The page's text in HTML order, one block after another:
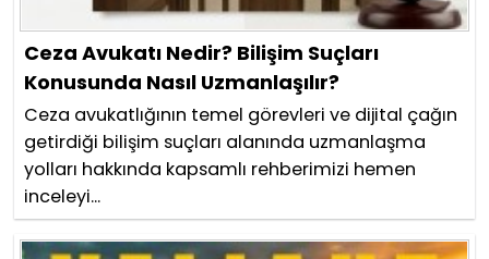
Ceza Avukatı Nedir? Bilişim Suçları
Konusunda Nasıl Uzmanlaşılır?
Ceza avukatlığının temel görevleri ve dijital çağın
getirdiği bilişim suçları alanında uzmanlaşma
yolları hakkında kapsamlı rehberimizi hemen
inceleyi...